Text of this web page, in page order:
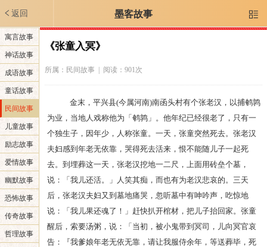
返回 墨客故事 
寓言故事
神话故事
成语故事
童话故事
民间故事
儿童故事
励志故事
爱情故事
幽默故事
恐怖故事
传奇故事
哲理故事
《张童入冥》
所属： 民间故事| 阅读：901次
金末，平兴县(今属河南)南函头村有个张老汉，以捕鹌鹑
为业，当地人戏称他为「鹌鹑」。他年纪已经很老了，只有一
个独生子，因年少，人称张童。一天，张童突然死去。张老汉
夫妇感到年老无依靠，哭得死去活来，恨不能随儿子一起死
去。到埋葬这一天，张老汉挖地一二尺，上面用砖垒个墓，
说：「我儿还活。」人笑其痴，而也有为老汉悲哀的。三天
后，张老汉夫妇又到墓地痛哭，忽听墓中有呻吟声，吃惊地
说：「我儿果还魂了！」赶快扒开棺材，把儿子抬回家。张童
醒后，索要汤粥，说：「当初，被小鬼带到冥司，儿向冥官哀
告：『我爹娘年老无依无靠，请让我服侍余年，等送葬毕，死